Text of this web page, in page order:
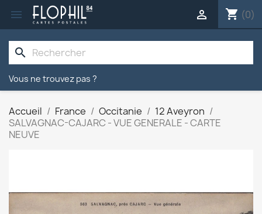
 shopping_cart (0)

search
Vous ne trouvez pas ?
Accueil France Occitanie
12 Aveyron
SALVAGNAC-CAJARC - VUE GENERALE - CARTE
NEUVE